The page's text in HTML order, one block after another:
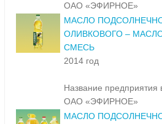
ОАО «ЭФИРНОЕ»
МАСЛО
ОЛИВКОВОГО –
СМЕСЬ
2014 год
Название предприятия
ОАО «ЭФИРНОЕ»
МАСЛО